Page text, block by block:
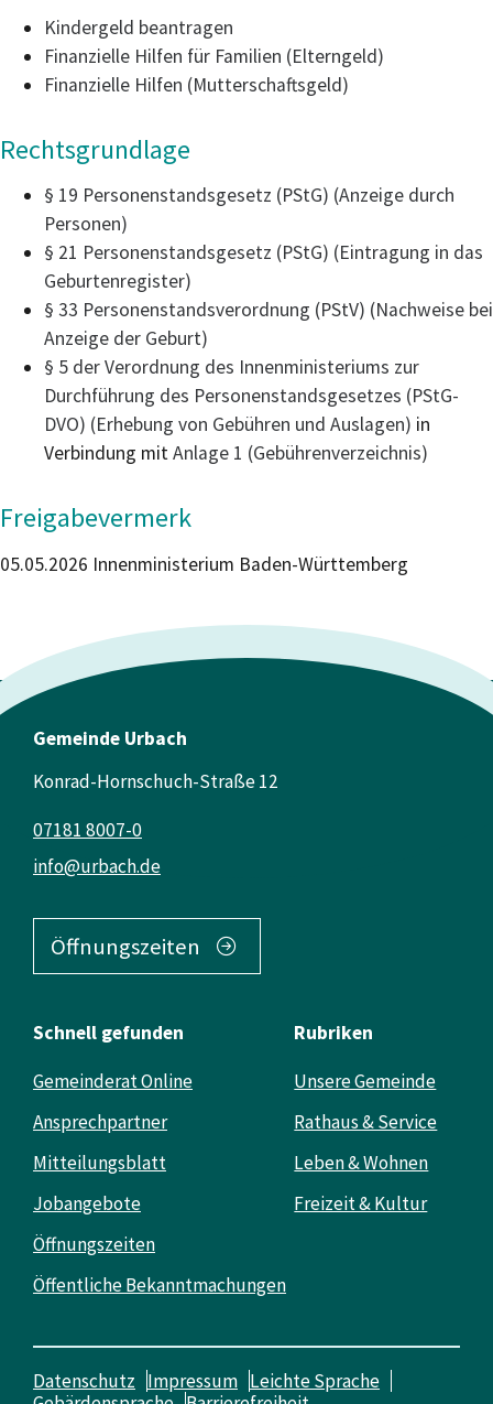
Kindergeld beantragen
Finanzielle Hilfen für Familien (Elterngeld)
Finanzielle Hilfen (Mutterschaftsgeld)
Rechtsgrundlage
§ 19 Personenstandsgesetz (PStG) (Anzeige durch
Personen)
§ 21 Personenstandsgesetz (PStG) (Eintragung in das
Geburtenregister)
§ 33 Personenstandsverordnung (PStV) (Nachweise bei
Anzeige der Geburt)
§ 5 der Verordnung des Innenministeriums zur
Durchführung des Personenstandsgesetzes (PStG-
DVO) (Erhebung von Gebühren und Auslagen) in
Verbindung mitAnlage 1 (Gebührenverzeichnis)
Freigabevermerk
05.05.2026 Innenministerium Baden-Württemberg
Gemeinde Urbach
Konrad-Hornschuch-Straße 12
info@urbach.de
07181 8007-0
Öffnungszeiten
Schnell gefunden
Gemeinderat Online
Ansprechpartner
Mitteilungsblatt
Jobangebote
Öffnungszeiten
Öffentliche Bekanntmachungen
Rubriken
Unsere Gemeinde
Rathaus & Service
Leben & Wohnen
Freizeit & Kultur
Datenschutz Impressum Leichte Sprache